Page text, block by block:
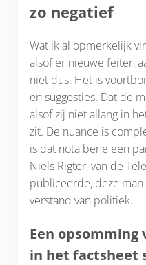
zo negatief
Wat ik al opmerkelijk
alsof er nieuwe feiten
niet dus. Het is
en suggesties. Dat de
alsof zij niet allang in
zit. De nuance is
is dat nota bene een
Niels Rigter, van de
publiceerde, deze man
verstand van politiek.
Een opsomming
in het factsheet